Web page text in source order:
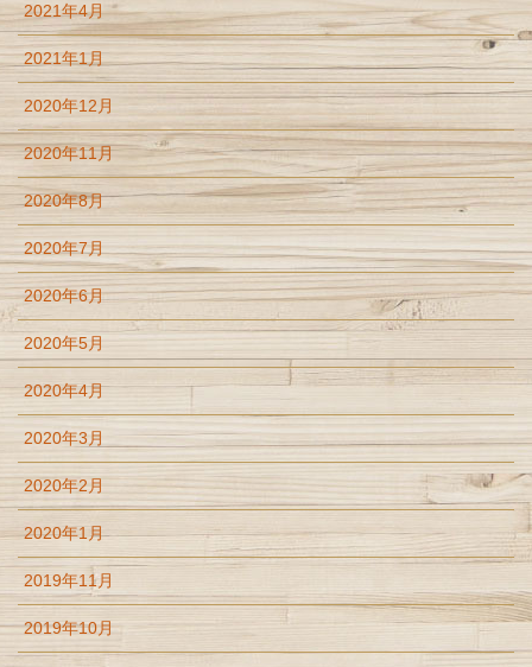
2021年4月
2021年1月
2020年12月
2020年11月
2020年8月
2020年7月
2020年6月
2020年5月
2020年4月
2020年3月
2020年2月
2020年1月
2019年11月
2019年10月